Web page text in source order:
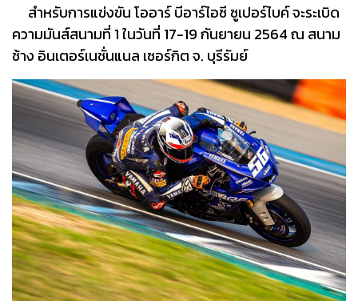
สำหรับการแข่งขัน โออาร์ บีอาร์ไอซี ซูเปอร์ไบค์ จะระเบิด
ความมันส์สนามที่ 1 ในวันที่ 17-19 กันยายน 2564 ณ สนาม
ช้าง อินเตอร์เนชั่นแนล เซอร์กิต จ. บุรีรัมย์